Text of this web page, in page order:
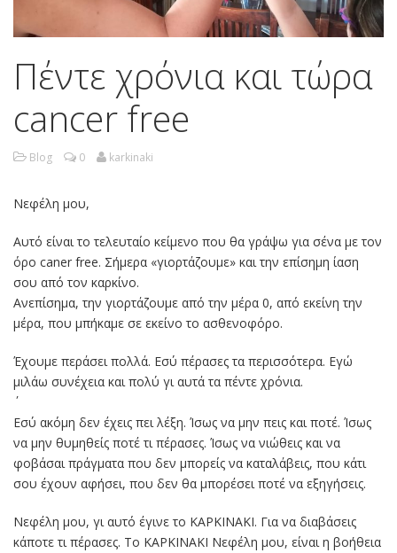
Πέντε χρόνια και τώρα
cancer free
Blog 0 karkinaki
Νεφέλη μου,
Αυτό είναι το τελευταίο κείμενο που θα γράψω για σένα με τον
όρο caner free. Σήμερα «γιορτάζουμε» και την επίσημη ίαση
σου από τον καρκίνο.
Ανεπίσημα, την γιορτάζουμε από την μέρα 0, από εκείνη την
μέρα, που μπήκαμε σε εκείνο το ασθενοφόρο.
Έχουμε περάσει πολλά. Εσύ πέρασες τα περισσότερα. Εγώ
μιλάω συνέχεια και πολύ γι αυτά τα πέντε χρόνια.
Εσύ ακόμη δεν έχεις πει λέξη. Ίσως να μην πεις και ποτέ. Ίσως
να μην θυμηθείς ποτέ τι πέρασες. Ίσως να νιώθεις και να
φοβάσαι πράγματα που δεν μπορείς να καταλάβεις, που κάτι
σου έχουν αφήσει, που δεν θα μπορέσει ποτέ να εξηγήσεις.
Νεφέλη μου, γι αυτό έγινε το ΚΑΡΚΙΝΑΚΙ. Για να διαβάσεις
κάποτε τι πέρασες. Το ΚΑΡΚΙΝΑΚΙ Νεφέλη μου, είναι η βοήθεια